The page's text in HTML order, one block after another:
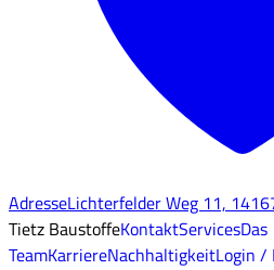
AdresseLichterfelder Weg 11,
Tietz BaustoffeKontaktServicesDas
TeamKarriereNachhaltigkeitLogin /